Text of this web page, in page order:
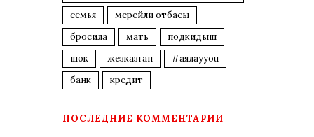
семья
мерейли отбасы
бросила
мать
подкидыш
шок
жезказган
#аялауyou
банк
кредит
ПОСЛЕДНИЕ КОММЕНТАРИИ